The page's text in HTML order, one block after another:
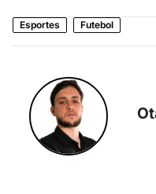
Esportes Futebol